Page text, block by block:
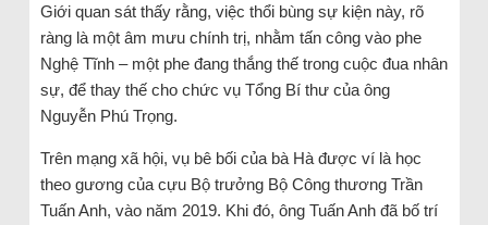
Giới quan sát thấy rằng, việc thổi bùng sự kiện này, rõ
ràng là một âm mưu chính trị, nhằm tấn công vào phe
Nghệ Tĩnh – một phe đang thắng thế trong cuộc đua nhân
sự, để thay thế cho chức vụ Tổng Bí thư của ông
Nguyễn Phú Trọng.
Trên mạng xã hội, vụ bê bối của bà Hà được ví là học
theo gương của cựu Bộ trưởng Bộ Công thương Trần
Tuấn Anh, vào năm 2019. Khi đó, ông Tuấn Anh đã bố trí